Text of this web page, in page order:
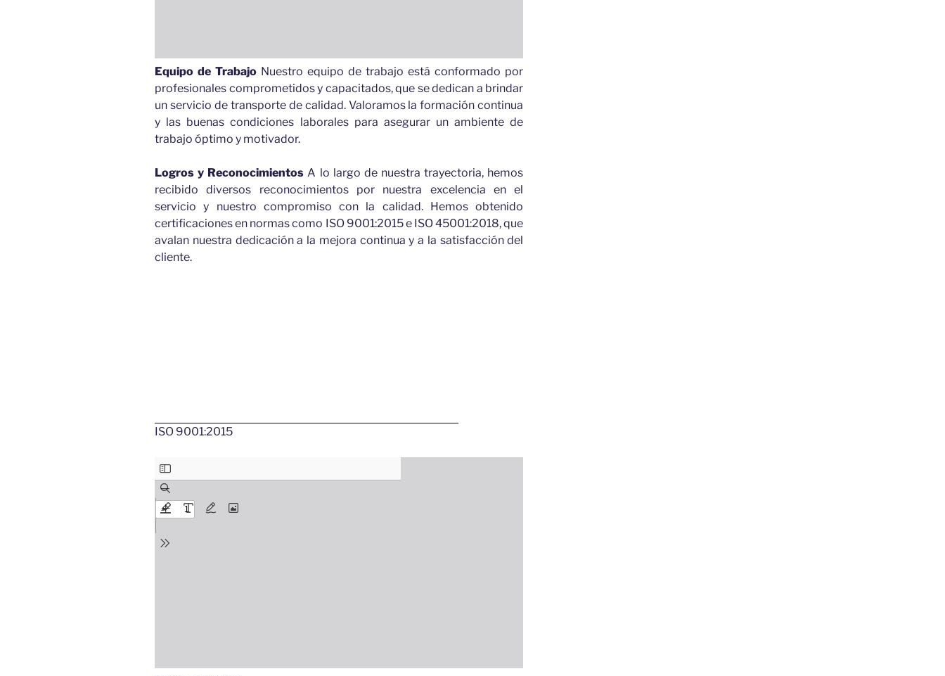
Equipo de Trabajo Nuestro equipo de trabajo está conformado por
profesionales comprometidos y capacitados, que se dedican a brindar
un servicio de transporte de calidad. Valoramos la formación continua
y las buenas condiciones laborales para asegurar un ambiente de
trabajo óptimo y motivador.
Logros y Reconocimientos A lo largo de nuestra trayectoria, hemos
recibido diversos reconocimientos por nuestra excelencia en el
servicio y nuestro compromiso con la calidad. Hemos obtenido
certificaciones en normas como ISO 9001:2015 e ISO 45001:2018, que
avalan nuestra dedicación a la mejora continua y a la satisfacción del
cliente.
ISO 9001:2015